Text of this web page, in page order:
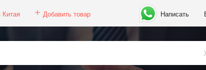
Написать
Добавить товар